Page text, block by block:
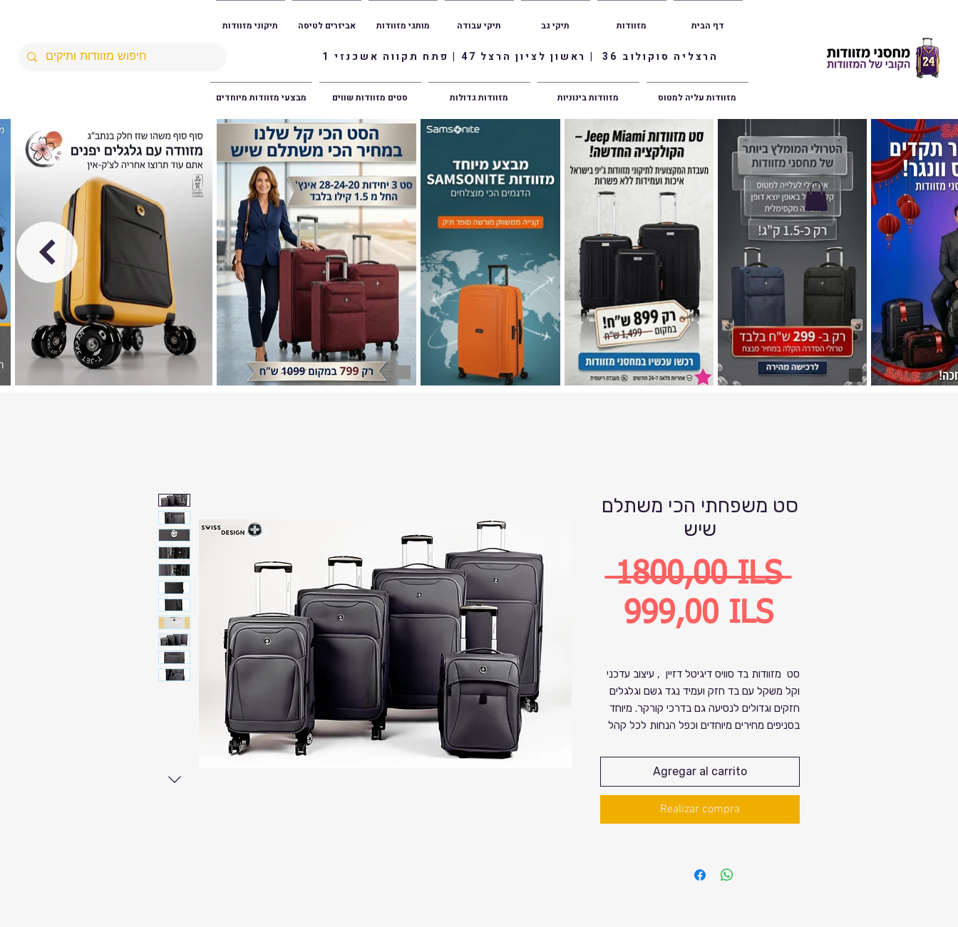
הרצליה סוקולוב 36 | ראשון לציון הרצל 47 | פתח תקווה אשכנזי 1
תיקוני מזוודות אביזרים לטיסה מותגי מזוודות תיקי עבודה תיקי גב מזוודות דף הבית
מבצעי מזוודות מיוחדים סטים מזוודות שווים מזוודות גדולות מזוודות בינוניות מזוודות עליה למטוס
סט משפחתי הכי משתלם
שיש
1800,00 ILS Precio
999,00 ILSPrecio
oferta
סט מזוודות בד סוויס דיגיטל דזיין , עיצוב עדכני
וקל משקל עם בד חזק ועמיד נגד גשם וגלגלים
חזקים וגדולים לנסיעה גם בדרכי קורקר. מיוחד
בסניפים מחירים מיוחדים וכפל הנחות לכל קהל
הסט כולל דיל משתלם במיוחד המורכב מלא
פחות מ-5 יחידות
מזוודה ענקית 32 אינץ
מזוודת עלייה למטוס 20 אינץ
Agregar al carrito
Realizar compra